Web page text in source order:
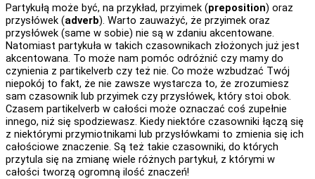
Partykułą może być, na przykład, przyimek (preposition) oraz
przysłówek (adverb). Warto zauważyć, że przyimek oraz
przysłówek (same w sobie) nie są w zdaniu akcentowane.
Natomiast partykuła w takich czasownikach złożonych już jest
akcentowana. To może nam pomóc odróżnić czy mamy do
czynienia z partikelverb czy też nie. Co może wzbudzać Twój
niepokój to fakt, że nie zawsze wystarcza to, że zrozumiesz
sam czasownik lub przyimek czy przysłówek, który stoi obok.
Czasem partikelverb w całości może oznaczać coś zupełnie
innego, niż się spodziewasz. Kiedy niektóre czasowniki łączą się
z niektórymi przymiotnikami lub przysłówkami to zmienia się ich
całościowe znaczenie. Są też takie czasowniki, do których
przytula się na zmianę wiele różnych partykuł, z którymi w
całości tworzą ogromną ilość znaczeń!